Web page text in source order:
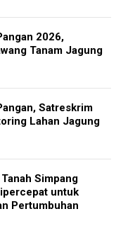
2026,
Tanam Jagung
Satreskrim
Lahan Jagung
Simpang
untuk
Pertumbuhan